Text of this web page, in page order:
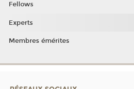
Fellows
Experts
Membres émérites